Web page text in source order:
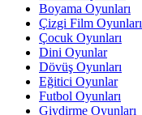
Boyama Oyunları
Çizgi Film Oyunları
Çocuk Oyunları
Dini Oyunlar
Dövüş Oyunları
Eğitici Oyunlar
Futbol Oyunları
Giydirme Oyunları